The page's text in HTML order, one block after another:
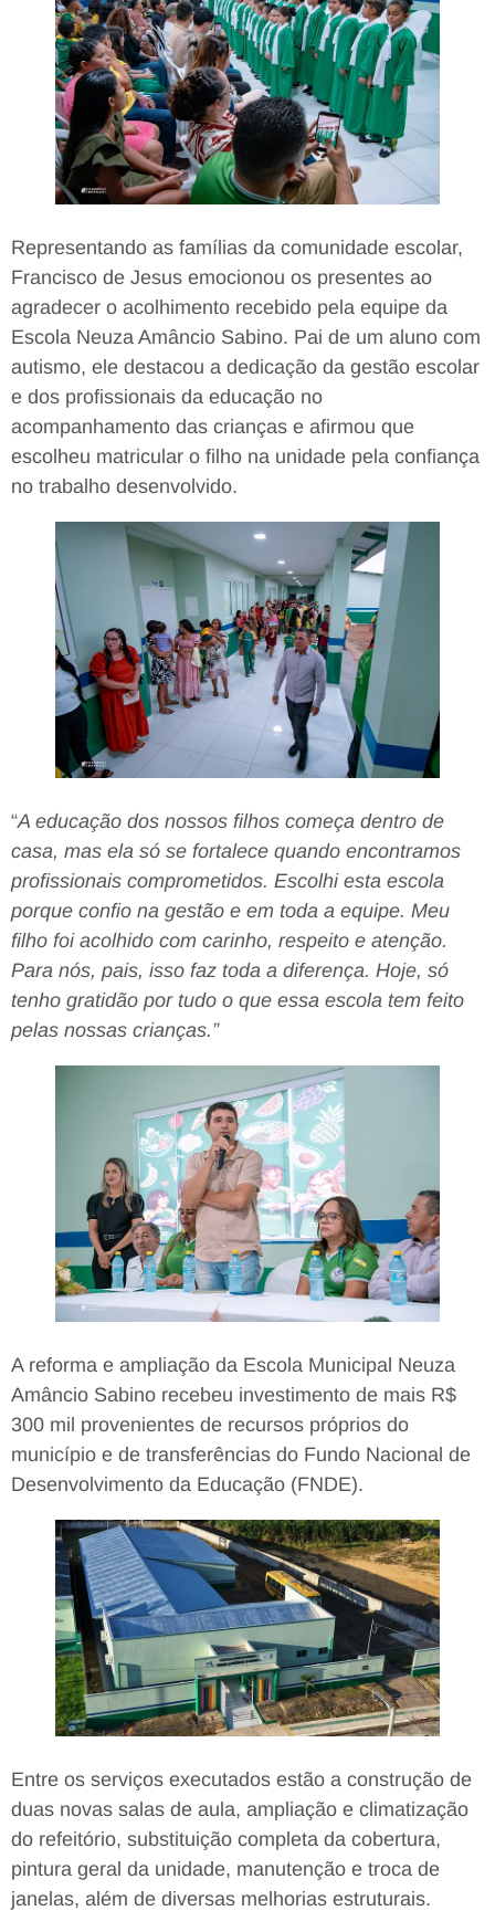
Representando as famílias da comunidade escolar,
Francisco de Jesus emocionou os presentes ao
agradecer o acolhimento recebido pela equipe da
Escola Neuza Amâncio Sabino. Pai de um aluno com
autismo, ele destacou a dedicação da gestão escolar
e dos profissionais da educação no
acompanhamento das crianças e afirmou que
escolheu matricular o filho na unidade pela confiança
no trabalho desenvolvido.
“A educação dos nossos filhos começa dentro de
casa, mas ela só se fortalece quando encontramos
profissionais comprometidos. Escolhi esta escola
porque confio na gestão e em toda a equipe. Meu
filho foi acolhido com carinho, respeito e atenção.
Para nós, pais, isso faz toda a diferença. Hoje, só
tenho gratidão por tudo o que essa escola tem feito
pelas nossas crianças.”
A reforma e ampliação da Escola Municipal Neuza
Amâncio Sabino recebeu investimento de mais R$
300 mil provenientes de recursos próprios do
município e de transferências do Fundo Nacional de
Desenvolvimento da Educação (FNDE).
Entre os serviços executados estão a construção de
duas novas salas de aula, ampliação e climatização
do refeitório, substituição completa da cobertura,
pintura geral da unidade, manutenção e troca de
janelas, além de diversas melhorias estruturais.